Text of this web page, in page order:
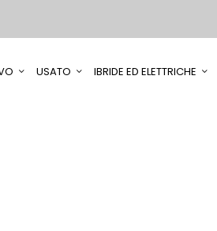
USATO IBRIDE ED ELETTRICHE